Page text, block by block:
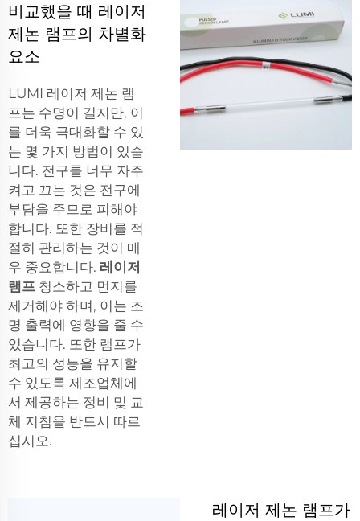
비교했을 때 레이저
제논 램프의 차별화
요소
LUMI 레이저 제논 램
프는 수명이 길지만, 이
를 더욱 극대화할 수 있
는 몇 가지 방법이 있습
니다. 전구를 너무 자주
켜고 끄는 것은 전구에
부담을 주므로 피해야
합니다. 또한 장비를 적
절히 관리하는 것이 매
우 중요합니다. 레이저
램프 청소하고 먼지를
제거해야 하며, 이는 조
명 출력에 영향을 줄 수
있습니다. 또한 램프가
최고의 성능을 유지할
수 있도록 제조업체에
서 제공하는 정비 및 교
체 지침을 반드시 따르
십시오.
레이저 제논 램프가